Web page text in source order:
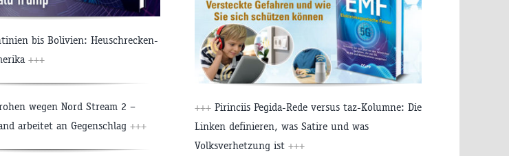
bis Bolivien: Heuschrecken-
+++
wegen Nord Stream 2 –
arbeitet an Gegenschlag +++
+++ Pirinciis Pegida-Rede versus taz-Kolumne: Die
Linken definieren, was Satire und was
Volksverhetzung ist +++